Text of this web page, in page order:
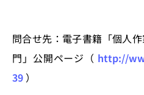
問合せ先：電子書籍「個人
門」公開ページ（ http://
39 ）